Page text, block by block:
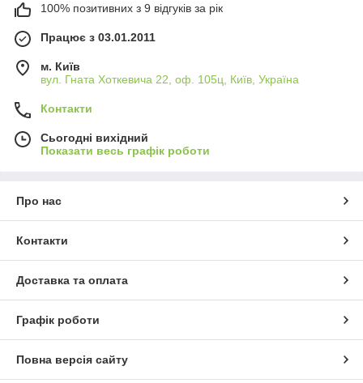
100% позитивних з 9 відгуків за рік
Працює з 03.01.2011
м. Київ
вул. Гната Хоткевича 22, оф. 105ц, Київ, Україна
Контакти
Сьогодні вихідний
Показати весь графік роботи
Про нас
Контакти
Доставка та оплата
Графік роботи
Повна версія сайту